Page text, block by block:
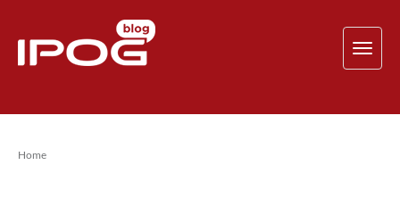
Home